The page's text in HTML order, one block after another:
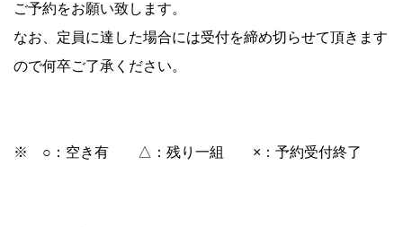
ご予約をお願い致します。
なお、定員に達した場合には受付を締め切らせて頂きます
ので何卒ご了承ください。
※ ○：空き有 △：残り一組 ×：予約受付終了